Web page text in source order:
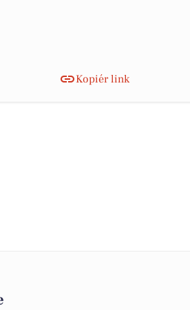
Kopiér link